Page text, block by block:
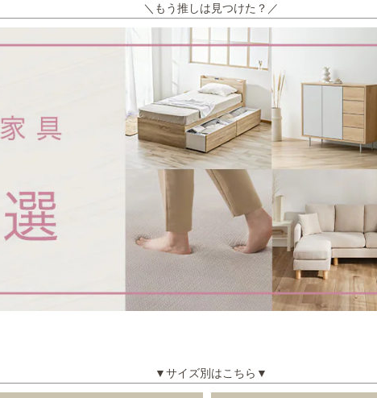
＼もう推しは見つけた？／
▼サイズ別はこちら▼